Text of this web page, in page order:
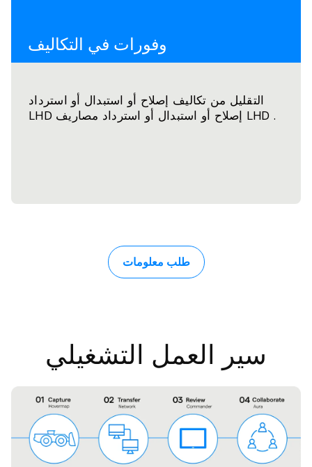
وفورات في التكاليف
التقليل من تكاليف إصلاح أو استبدال أو استرداد
LHD إصلاح أو استبدال أو استرداد مصاريف LHD .
طلب معلومات
سير العمل التشغيلي